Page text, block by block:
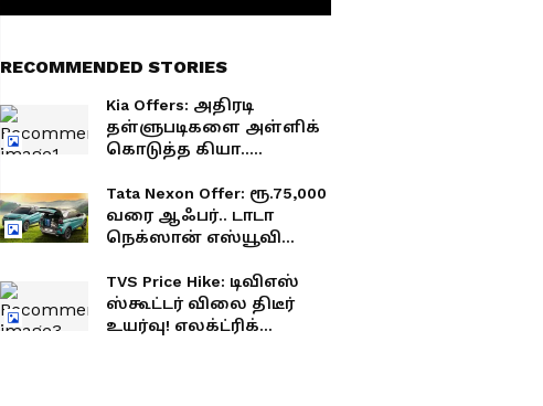
RECOMMENDED STORIES
Kia Offers: அதிரடி
தள்ளுபடிகளை அள்ளிக்
கொடுத்த கியா..
எவ்வளவு விலை
குறைப்பு?
Tata Nexon Offer: ரூ.75,000
வரை ஆஃபர்.. டாடா
நெக்ஸான் எஸ்யூவி
TVS Price Hike: டிவிஎஸ்
ஸ்கூட்டர் விலை திடீர்
உயர்வு! எலக்ட்ரிக்